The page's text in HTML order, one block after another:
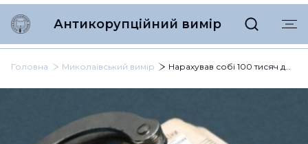
Антикорупційний вимір
Головна Миколаївський вимір Нарахував собі 100 тисяч допомоги: на Миколаївщині судитимуть ексголову райадміністрації